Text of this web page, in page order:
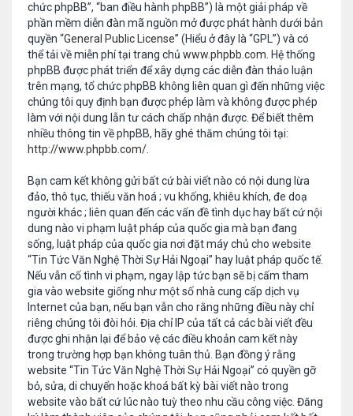
chức phpBB”, “ban điều hành phpBB”) là một giải pháp về
phần mềm diễn đàn mã nguồn mở được phát hành dưới bản
quyền “General Public License” (Hiểu ở đây là “GPL”) và có
thể tải về miễn phí tại trang chủ www.phpbb.com . Hệ thống
phpBB được phát triển để xây dựng các diễn đàn thảo luận
trên mạng, tổ chức phpBB không liên quan gì đến những việc
chúng tôi quy định bạn được phép làm và không được phép
làm với nội dung lẫn tư cách chấp nhận được. Để biết thêm
nhiều thông tin về phpBB, hãy ghé thăm chúng tôi tại:
http://www.phpbb.com/
Bạn cam kết không gửi bất cứ bài viết nào có nội dung lừa
đảo, thô tục, thiếu văn hoá ; vu khống, khiêu khích, đe doạ
người khác ; liên quan đến các vấn đề tình dục hay bất cứ nội
dung nào vi phạm luật pháp của quốc gia mà bạn đang
sống, luật pháp của quốc gia nơi đặt máy chủ cho website
“Tin Tức Văn Nghệ Thời Sự Hải Ngoại” hay luật pháp quốc tế.
Nếu vẫn cố tình vi phạm, ngay lập tức bạn sẽ bị cấm tham
gia vào website giống như một số nhà cung cấp dịch vụ
Internet của bạn, nếu bạn vẫn cho rằng những điều này chỉ
riêng chúng tôi đòi hỏi. Địa chỉ IP của tất cả các bài viết đều
được ghi nhận lại để bảo vệ các điều khoản cam kết này
trong trường hợp bạn không tuân thủ. Bạn đồng ý rằng
website “Tin Tức Văn Nghệ Thời Sự Hải Ngoại” có quyền gỡ
bỏ, sửa, di chuyển hoặc khoá bất kỳ bài viết nào trong
website vào bất cứ lúc nào tuỳ theo nhu cầu công việc. Đăng